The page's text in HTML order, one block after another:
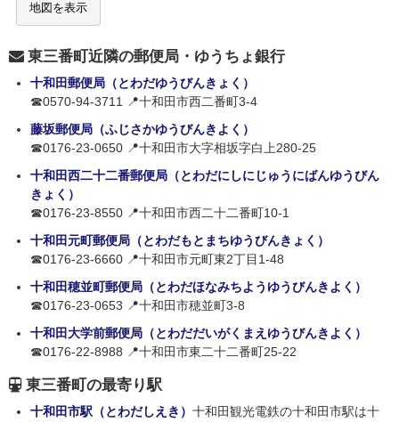
地図を表示
東三番町近隣の郵便局・ゆうちょ銀行
十和田郵便局（とわだゆうびんきょく）
☎0570-94-3711 📍十和田市西二番町3-4
藤坂郵便局（ふじさかゆうびんきよく）
☎0176-23-0650 📍十和田市大字相坂字白上280-25
十和田西二十二番郵便局（とわだにしにじゅうにばんゆうびん
きょく）
☎0176-23-8550 📍十和田市西二十二番町10-1
十和田元町郵便局（とわだもとまちゆうびんきょく）
☎0176-23-6660 📍十和田市元町東2丁目1-48
十和田穂並町郵便局（とわだほなみちようゆうびんきよく）
☎0176-23-0653 📍十和田市穂並町3-8
十和田大学前郵便局（とわだだいがくまえゆうびんきよく）
☎0176-22-8988 📍十和田市東二十二番町25-22
東三番町の最寄り駅
十和田市駅（とわだしえき） 十和田観光電鉄の十和田市駅は十